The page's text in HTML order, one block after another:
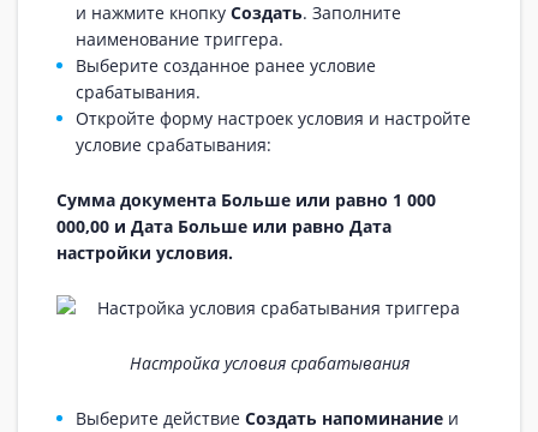
и нажмите кнопку Создать. Заполните
наименование триггера.
Выберите созданное ранее условие
срабатывания.
Откройте форму настроек условия и настройте
условие срабатывания:
Сумма документа Больше или равно 1 000
000,00 и Дата Больше или равно Дата
настройки условия.
Настройка условия срабатывания
Выберите действие Создать напоминание и